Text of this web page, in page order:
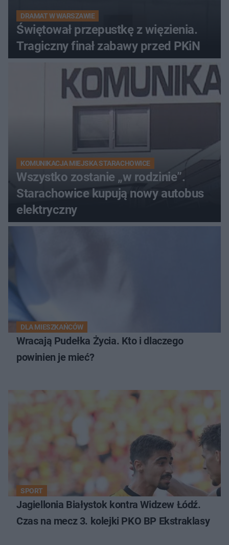
DRAMAT W WARSZAWIE
Świętował przepustkę z więzienia.
Tragiczny finał zabawy przed PKiN
KOMUNIKACJA MIEJSKA STARACHOWICE
Wszystko zostanie „w rodzinie”.
Starachowice kupują nowy autobus
elektryczny
DLA MIESZKAŃCÓW
Wracają Pudełka Życia. Kto i dlaczego
powinien je mieć?
SPORT
Jagiellonia Białystok kontra Widzew Łódź.
Czas na mecz 3. kolejki PKO BP Ekstraklasy